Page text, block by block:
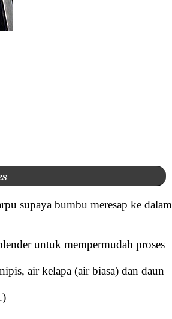
supaya bumbu meresap ke dalam
untuk mempermudah proses
air kelapa (air biasa) dan daun